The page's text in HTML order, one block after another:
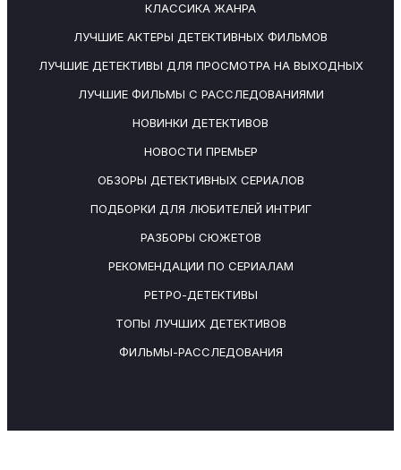
КЛАССИКА ЖАНРА
ЛУЧШИЕ АКТЕРЫ ДЕТЕКТИВНЫХ ФИЛЬМОВ
ЛУЧШИЕ ДЕТЕКТИВЫ ДЛЯ ПРОСМОТРА НА ВЫХОДНЫХ
ЛУЧШИЕ ФИЛЬМЫ С РАССЛЕДОВАНИЯМИ
НОВИНКИ ДЕТЕКТИВОВ
НОВОСТИ ПРЕМЬЕР
ОБЗОРЫ ДЕТЕКТИВНЫХ СЕРИАЛОВ
ПОДБОРКИ ДЛЯ ЛЮБИТЕЛЕЙ ИНТРИГ
РАЗБОРЫ СЮЖЕТОВ
РЕКОМЕНДАЦИИ ПО СЕРИАЛАМ
РЕТРО-ДЕТЕКТИВЫ
ТОПЫ ЛУЧШИХ ДЕТЕКТИВОВ
ФИЛЬМЫ-РАССЛЕДОВАНИЯ